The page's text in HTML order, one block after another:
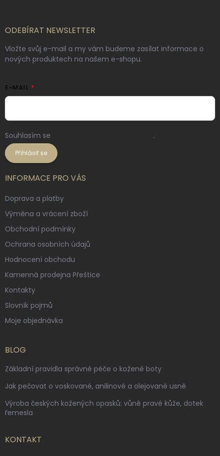
ODEBÍRAT NEWSLETTER
Vložte svůj e-mail a my vám budeme zasílat informace o
nových produktech na našem e-shopu.
E-MAIL
Souhlasím se .
Přihlásit se
INFORMACE PRO VÁS
Doprava a platby
Výměna a vrácení zboží
Obchodní podmínky
Ochrana osobních údajů
Hodnocení obchodu
Kamenná prodejna Přeštice
Kontakty
Slovník pojmů
Moje objednávka
BLOG
Základní pravidla správné péče o kožené boty
Jak pečovat o voskované, anilinové a olejované usně
Výroba českých kožených opasků: vůně pravé kůže, dotek
řemesla
KONTAKT